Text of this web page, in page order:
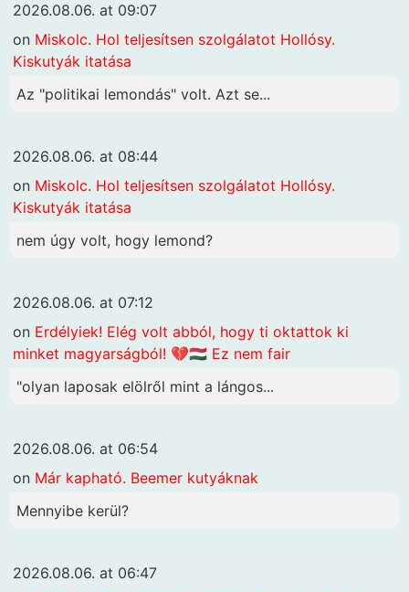
2026.08.06. at 09:07
on Miskolc. Hol teljesítsen szolgálatot Hollósy.
Kiskutyák itatása
Az "politikai lemondás" volt. Azt se...
2026.08.06. at 08:44
on Miskolc. Hol teljesítsen szolgálatot Hollósy.
Kiskutyák itatása
nem úgy volt, hogy lemond?
2026.08.06. at 07:12
on Erdélyiek! Elég volt abból, hogy ti oktattok ki
minket magyarságból! 💔🇭🇺 Ez nem fair
"olyan laposak elölről mint a lángos...
2026.08.06. at 06:54
on Már kapható. Beemer kutyáknak
Mennyibe kerül?
2026.08.06. at 06:47